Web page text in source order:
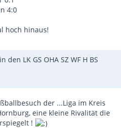
4:0
hoch hinaus!
LK GS OHA SZ WF H BS
der ...Liga im Kreis
eine kleine Rivalität die
!